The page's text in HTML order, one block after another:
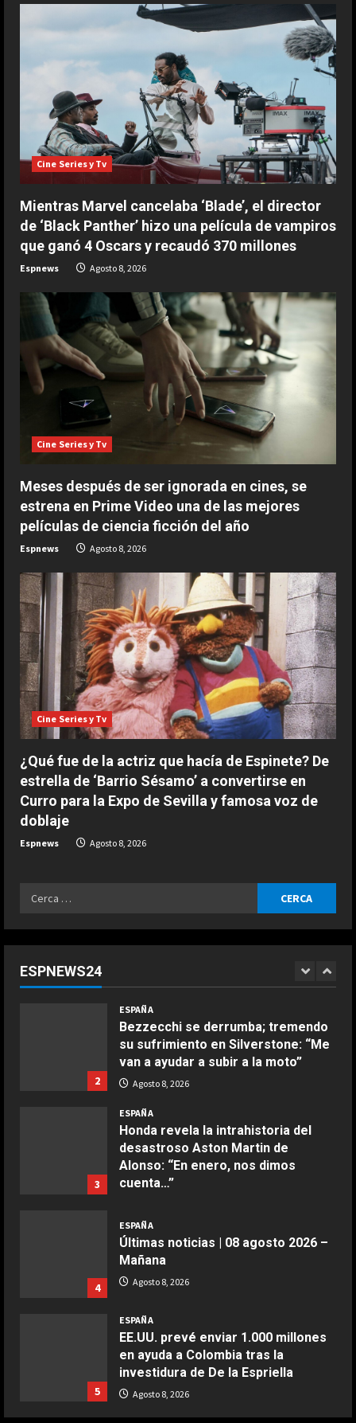
e
i
n
g
Cine Series y Tv
Mientras Marvel cancelaba ‘Blade’, el director
de ‘Black Panther’ hizo una película de vampiros
que ganó 4 Oscars y recaudó 370 millones
Espnews Agosto 8, 2026
Cine Series y Tv
Meses después de ser ignorada en cines, se
estrena en Prime Video una de las mejores
películas de ciencia ficción del año
Espnews Agosto 8, 2026
Cine Series y Tv
¿Qué fue de la actriz que hacía de Espinete? De
estrella de ‘Barrio Sésamo’ a convertirse en
Curro para la Expo de Sevilla y famosa voz de
doblaje
Espnews Agosto 8, 2026
Ricerca
ESPNEWS24
ESPAÑA
Bezzecchi se derrumba; tremendo
su sufrimiento en Silverstone: “Me
van a ayudar a subir a la moto”
Agosto 8, 2026
ESPAÑA
Honda revela la intrahistoria del
desastroso Aston Martin de
Alonso: “En enero, nos dimos
4
ESPAÑA
Últimas noticias | 08 agosto 2026 –
Mañana
Agosto 8, 2026
5
ESPAÑA
EE.UU. prevé enviar 1.000 millones
en ayuda a Colombia tras la
investidura de De la Espriella
Agosto 8, 2026
ESPAÑA
liga femenina”: dos ‘trumpistas’ ex
2
3
ESPAÑA
Honda revela la intrahistoria del
desastroso Aston Martin de
Alonso: “En enero, nos dimos
cuenta…”
4
Últimas noticias | 08 agosto 2026 –
Mañana
Agosto 8, 2026
5
EE.UU. prevé enviar 1.000 millones
en ayuda a Colombia tras la
investidura de De la Espriella
Agosto 8, 2026
1
ESPAÑA
“Chicos con un par de huevos en la
liga femenina”: dos ‘trumpistas’ ex
de la NBA se mofan de la WNBA al
declararse mujeres y elegibles en
Ensalada de espinacas deliciosa
Boquerones fritos en freidora de
aire
Aprile 24, 2026
Buñuelos de alcachofas
Aprile 5, 2026
Ternera guisada con senderuelas
Marzo 20, 2026
Ensalada de habas y alcachofas con
langostinos
Giugno 20, 2026
COCINA
DEPORTES